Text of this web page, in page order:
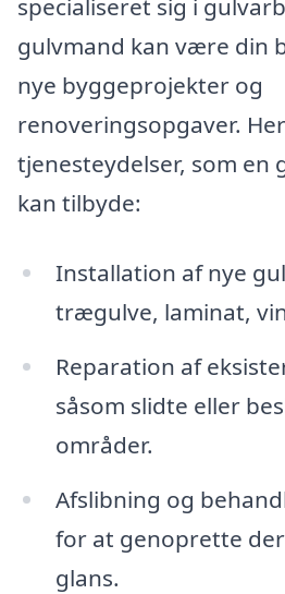
specialiseret sig i
gulvmand kan være din
nye byggeprojekter og
renoveringsopgaver.
tjenesteydelser, som en
kan tilbyde:
Installation af nye
trægulve, laminat,
Reparation af
såsom slidte eller
områder.
Afslibning og
for at genoprette
glans.